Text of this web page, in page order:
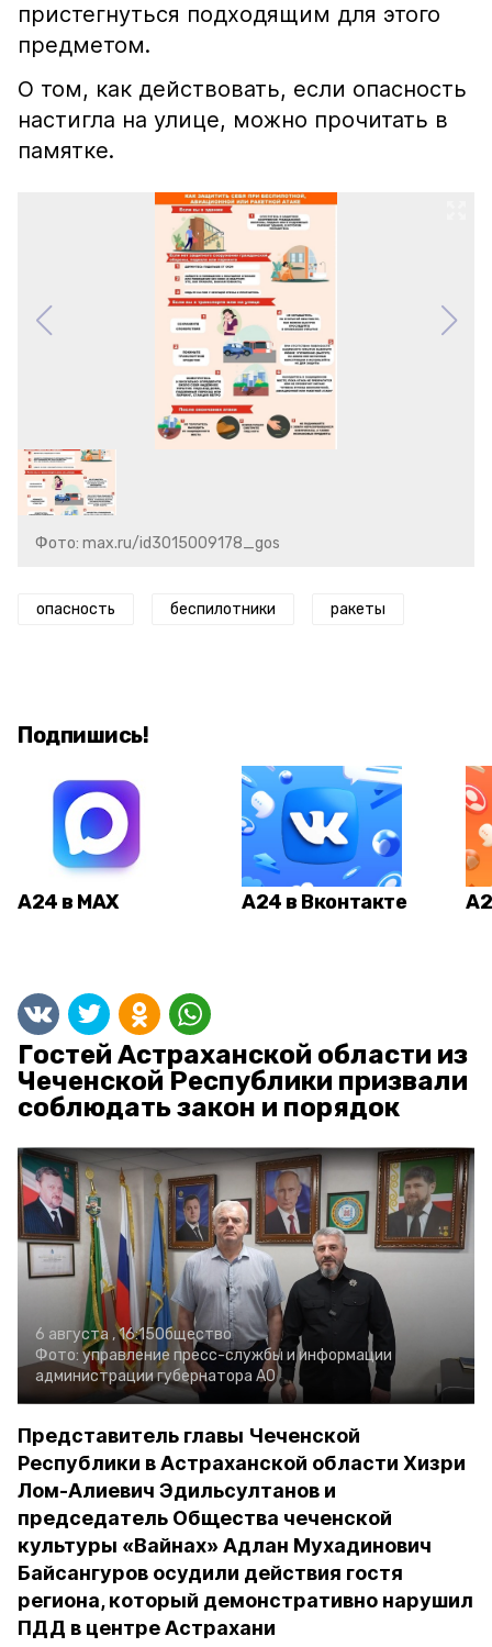
пристегнуться подходящим для этого
предметом.
О том, как действовать, если опасность
настигла на улице, можно прочитать в
памятке.
Фото: max.ru/id3015009178_gos
опасность беспилотники ракеты
Подпишись!
А24 в MAX А24 в Вконтакте
Гостей Астраханской области из
Чеченской Республики призвали
соблюдать закон и порядок
6 августа , 16:15Общество
Фото: управление пресс-службы и информации
администрации губернатора АО
Представитель главы Чеченской
Республики в Астраханской области Хизри
Лом-Алиевич Эдильсултанов и
председатель Общества чеченской
культуры «Вайнах» Адлан Мухадинович
Байсангуров осудили действия гостя
региона, который демонстративно нарушил
ПДД в центре Астрахани